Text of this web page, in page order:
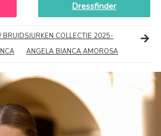
Dressfinder
BRUIDSJURKEN COLLECTIE 2025-
ANGELA BIANCA AMOROSA